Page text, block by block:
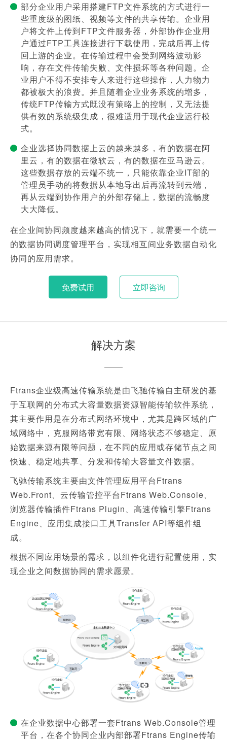
部分企业用户采用搭建FTP文件系统的方式进行一
些重度级的图纸、视频等文件的共享传输。企业用
户将文件上传到FTP文件服务器，外部协作企业用
户通过FTP工具连接进行下载使用，完成后再上传
回上游的企业。在传输过程中会受到网络波动影
响，存在文件传输失败、文件损坏等各种问题。企
业用户不得不安排专人来进行这些操作，人力物力
都被极大的浪费。并且随着企业业务系统的增多，
传统FTP传输方式既没有策略上的控制，又无法提
供有效的系统级集成，很难适用于现代企业运行模
式。
企业选择协同数据上云的越来越多，有的数据在阿
里云，有的数据在微软云，有的数据在亚马逊云。
这些数据存放的云端不统一，只能依靠企业IT部的
管理员手动的将数据从本地导出后再流转到云端，
再从云端到协作用户的外部存储上，数据的流畅度
大大降低。
在企业间协同频度越来越高的情况下，就需要一个统一
的数据协同调度管理平台，实现相互间业务数据自动化
协同的应用需求。
免费试用 立即咨询
解决方案
Ftrans企业级高速传输系统是由飞驰传输自主研发的基
于互联网的分布式大容量数据资源智能传输软件系统，
其主要作用是在分布式网络环境中，尤其是跨区域的广
域网络中，克服网络带宽有限、网络状态不够稳定、原
始数据来源有限等问题，在不同的应用或存储节点之间
快速、稳定地共享、分发和传输大容量文件数据。
飞驰传输系统主要由文件管理应用平台Ftrans
Web.Front、云传输管控平台Ftrans Web.Console、
浏览器传输插件Ftrans Plugin、高速传输引擎Ftrans
Engine、应用集成接口工具Transfer API等组件组
成。
根据不同应用场景的需求，以组件化进行配置使用，实
现企业之间数据协同的需求愿景。
在企业数据中心部署一套Ftrans Web.Console管理
平台，在各个协同企业内部部署Ftrans Engine传输